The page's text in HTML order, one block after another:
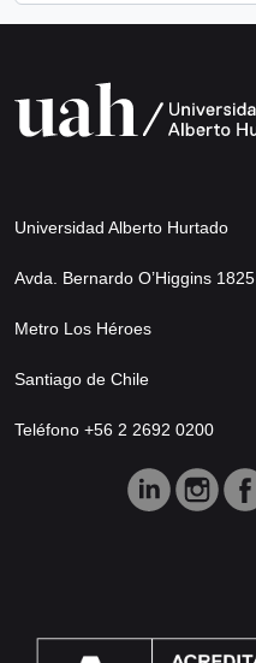
Universidad Alberto Hurtado
Avda. Bernardo O’Higgins 1825
Metro Los Héroes
Santiago de Chile
Teléfono +56 2 2692 0200